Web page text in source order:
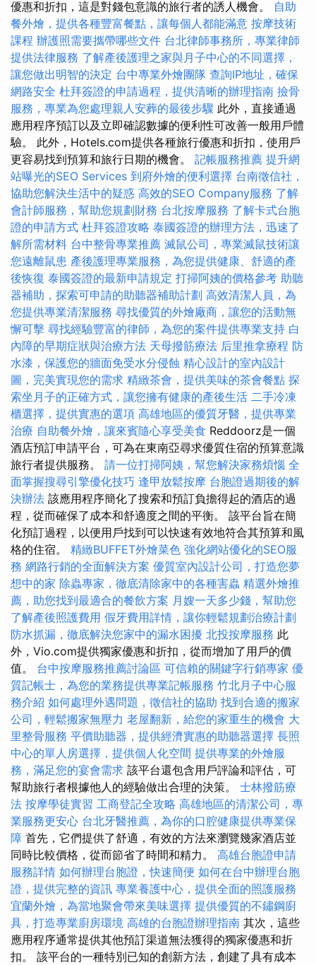
優惠和折扣，這是對錢包意識的旅行者的誘人機會。 自助
餐外燴，提供各種豐富餐點，讓每個人都能滿意 按摩技術
課程 辦護照需要攜帶哪些文件 台北律師事務所，專業律師
提供法律服務 了解產後護理之家與月子中心的不同選擇，
讓您做出明智的決定 台中專業外燴團隊 查詢IP地址，確保
網路安全 杜拜簽證的申請過程，提供清晰的辦理指南 撿骨
服務，專業為您處理親人安葬的最後步驟 此外，直接通過
應用程序預訂以及立即確認數據的便利性可改善一般用戶體
驗。 此外，Hotels.com提供各種旅行優惠和折扣，使用戶
更容易找到預算和旅行日期的機會。 記帳服務推薦 提升網
站曝光的SEO Services 到府外燴的便利選擇 台南徵信社，
協助您解決生活中的疑惑 高效的SEO Company服務 了解
會計師服務，幫助您規劃財務 台北按摩服務 了解卡式台胞
證的申請方式 杜拜簽證攻略 泰國簽證的辦理方法，迅速了
解所需材料 台中整骨專業推薦 滅鼠公司，專業滅鼠技術讓
您遠離鼠患 產後護理專業服務，為您提供健康、舒適的產
後恢復 泰國簽證的最新申請規定 打掃阿姨的價格參考 助聽
器補助，探索可申請的助聽器補助計劃 高效清潔人員，為
您提供專業清潔服務 尋找優質的外燴廠商，讓您的活動無
懈可擊 尋找經驗豐富的律師，為您的案件提供專業支持 白
內障的早期症狀與治療方法 天母撥筋療法 后里推拿療程 防
水漆，保護您的牆面免受水分侵蝕 精心設計的室內設計
圖，完美實現您的需求 精緻茶會，提供美味的茶會餐點 探
索坐月子的正確方式，讓您擁有健康的產後生活 二手冷凍
櫃選擇，提供實惠的選項 高雄地區的優質牙醫，提供專業
治療 自助餐外燴，讓來賓隨心享受美食 Reddoorz是一個
酒店預訂申請平台，可為在東南亞尋求優質住宿的預算意識
旅行者提供服務。 請一位打掃阿姨，幫您解決家務煩惱 全
面掌握搜尋引擎優化技巧 逢甲放鬆按摩 台胞證過期後的解
決辦法 該應用程序簡化了搜索和預訂負擔得起的酒店的過
程，從而確保了成本和舒適度之間的平衡。 該平台旨在簡
化預訂過程，以便用戶找到可以快速有效地符合其預算和風
格的住宿。 精緻BUFFET外燴菜色 強化網站優化的SEO服
務 網路行銷的全面解決方案 優質室內設計公司，打造您夢
想中的家 除蟲專家，徹底清除家中的各種害蟲 精選外燴推
薦，助您找到最適合的餐飲方案 月嫂一天多少錢，幫助您
了解產後照護費用 假牙費用詳情，讓你輕鬆規劃治療計劃
防水抓漏，徹底解決您家中的漏水困擾 北投按摩服務 此
外，Vio.com提供獨家優惠和折扣，從而增加了用戶的價
值。 台中按摩服務推薦討論區 可信賴的關鍵字行銷專家 優
質記帳士，為您的業務提供專業記帳服務 竹北月子中心服
務介紹 如何處理外遇問題，徵信社的協助 找到合適的搬家
公司，輕鬆搬家無壓力 老屋翻新，給您的家重生的機會 大
里整骨服務 平價助聽器，提供經濟實惠的助聽器選擇 長照
中心的單人房選擇，提供個人化空間 提供專業的外燴服
務，滿足您的宴會需求 該平台還包含用戶評論和評估，可
幫助旅行者根據他人的經驗做出合理的決策。 士林撥筋療
法 按摩學徒實習 工商登記全攻略 高雄地區的清潔公司，專
業服務更安心 台北牙醫推薦，為你的口腔健康提供專業保
障 首先，它們提供了舒適，有效的方法來瀏覽幾家酒店並
同時比較價格，從而節省了時間和精力。 高雄台胞證申請
服務詳情 如何辦理台胞證，快速簡便 如何在台中辦理台胞
證，提供完整的資訊 專業養護中心，提供全面的照護服務
宜蘭外燴，為當地聚會帶來美味選擇 提供優質的不鏽鋼廚
具，打造專業廚房環境 高雄的台胞證辦理指南 其次，這些
應用程序通常提供其他預訂渠道無法獲得的獨家優惠和折
扣。 該平台的一種特別已知的創新方法，創建了具有成本